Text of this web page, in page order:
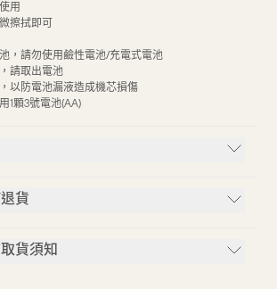
用
擦拭即可
，請勿使用鹼性電池/充電式電池
請取出電池
以防電池漏液造成機芯損傷
1顆3號電池(AA)
貨
貨須知